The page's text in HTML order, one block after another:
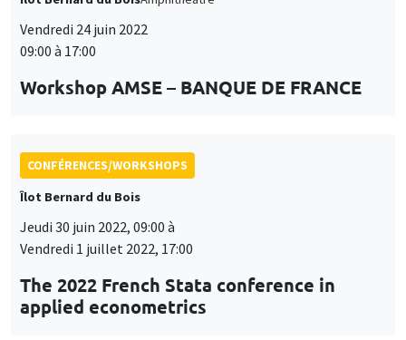
Vendredi 24 juin 2022
09:00 à 17:00
Workshop AMSE – BANQUE DE FRANCE
CONFÉRENCES/WORKSHOPS
Îlot Bernard du Bois
Jeudi 30 juin 2022, 09:00 à
Vendredi 1 juillet 2022, 17:00
The 2022 French Stata conference in
applied econometrics